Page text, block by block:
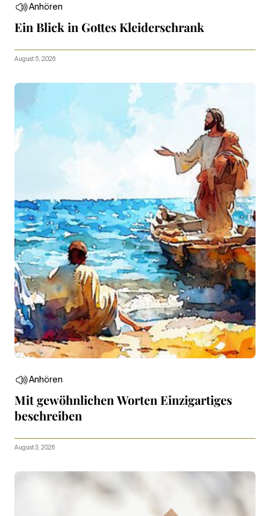
Anhören
Ein Blick in Gottes Kleiderschrank
August 5, 2026
Anhören
Mit gewöhnlichen Worten Einzigartiges
beschreiben
August 3, 2026